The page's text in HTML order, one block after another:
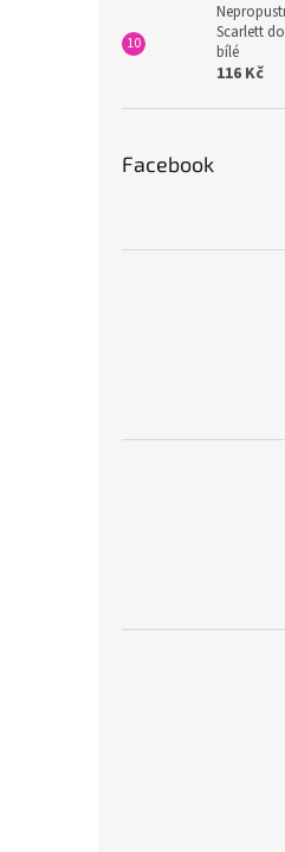
Scarlett
bílé
116 Kč
Facebook